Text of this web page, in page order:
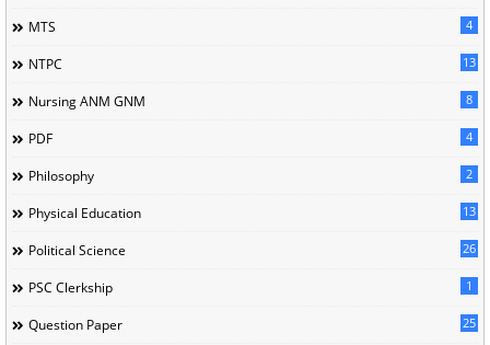
MTS 4
NTPC 13
Nursing ANM GNM 8
PDF 4
Philosophy 2
Physical Education 13
Political Science 26
PSC Clerkship 1
Question Paper 25